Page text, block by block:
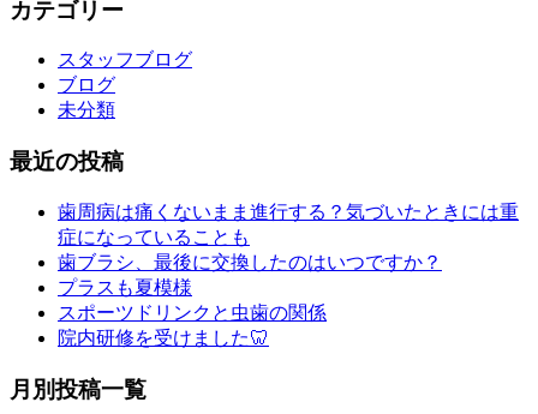
カテゴリー
スタッフブログ
ブログ
未分類
最近の投稿
歯周病は痛くないまま進行する？気づいたときには重
症になっていることも
歯ブラシ、最後に交換したのはいつですか？
プラスも夏模様
スポーツドリンクと虫歯の関係
院内研修を受けました🦷
月別投稿一覧